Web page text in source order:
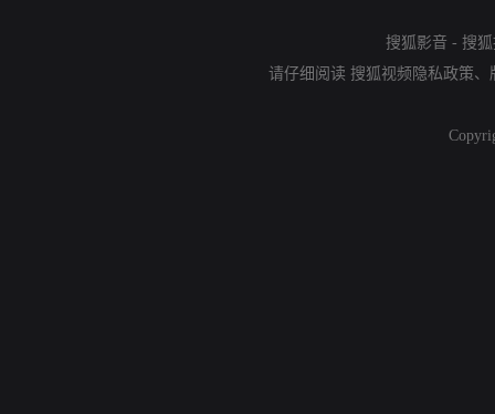
搜狐影音 - 搜
请仔细阅读 搜狐视频隐私政策、